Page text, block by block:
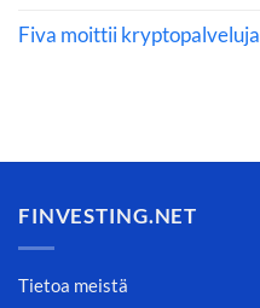
Fiva moittii kryptopalveluja
FINVESTING.NET
Tietoa meistä